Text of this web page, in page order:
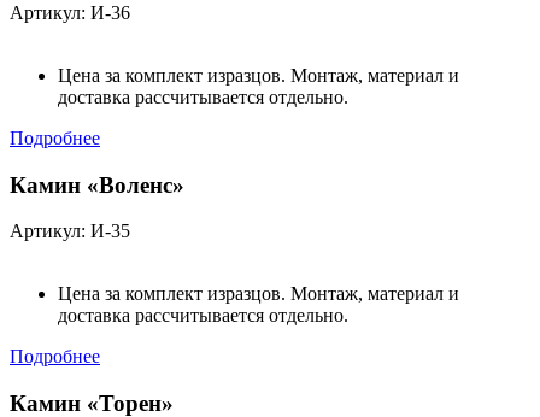
Артикул: И-36
Цена за комплект изразцов. Монтаж, материал и
доставка рассчитывается отдельно.
Подробнее
Камин «Воленс»
Артикул: И-35
Цена за комплект изразцов. Монтаж, материал и
доставка рассчитывается отдельно.
Подробнее
Камин «Торен»